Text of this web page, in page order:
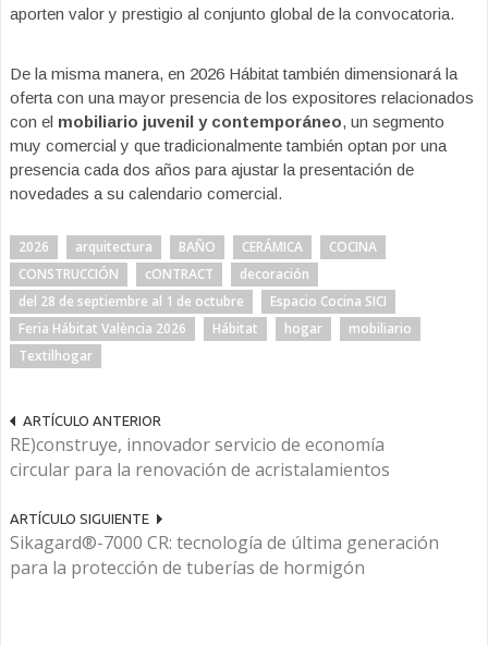
aporten valor y prestigio al conjunto global de la convocatoria.
De la misma manera, en 2026 Hábitat también dimensionará la
oferta con una mayor presencia de los expositores relacionados
con el mobiliario juvenil y contemporáneo, un segmento
muy comercial y que tradicionalmente también optan por una
presencia cada dos años para ajustar la presentación de
novedades a su calendario comercial.
2026 arquitectura BAÑO CERÁMICA
COCINA
CONSTRUCCIÓN
cONTRACT
decoración
del 28 de septiembre al 1 de octubre
Espacio Cocina SICI
Feria Hábitat València 2026
Hábitat hogar
mobiliario
Textilhogar
ARTÍCULO ANTERIOR
RE)construye, innovador servicio de economía
circular para la renovación de acristalamientos
ARTÍCULO SIGUIENTE
Sikagard®-7000 CR: tecnología de última generación
para la protección de tuberías de hormigón